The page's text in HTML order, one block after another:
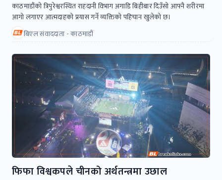
काठमाडौंको त्रिपुरेश्वरस्थित राहदानी विभाग अगाडि बिहीबार दिउँसो आफ्नै शरीरमा
आगो लगाएर आत्मदाहको प्रयास गर्ने व्यक्तिको पहिचान खुलेको छ।
बिएल संवाददाता - काठमाडौं
फिफा विश्वकपले चीनको अर्थतन्त्रमा उछाल